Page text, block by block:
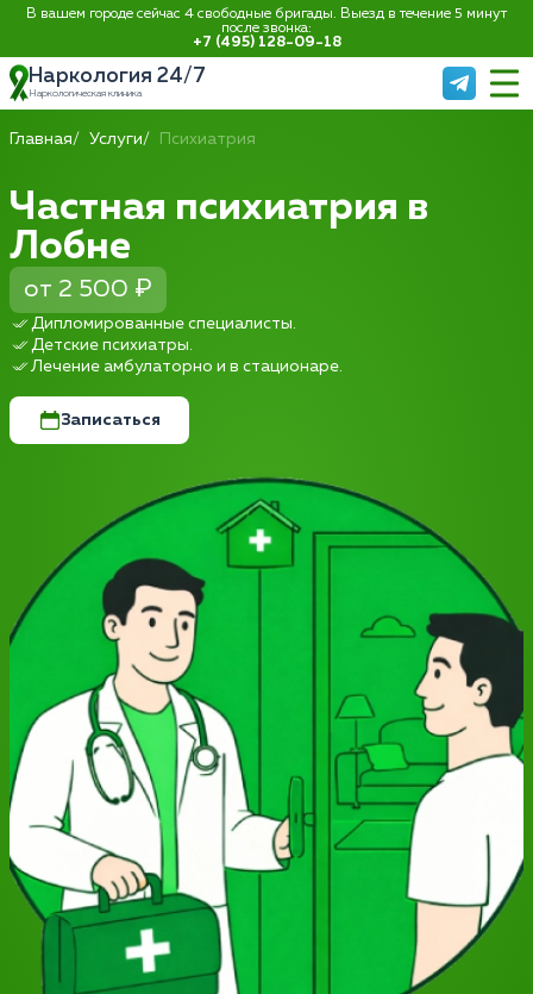
В вашем городе сейчас 4 свободные бригады. Выезд в течение 5 минут
после звонка:
+7 (495) 128-09-18
Наркология 24/7
Наркологическая клиника
Главная Услуги Психиатрия
Частная психиатрия в
Лобне
от 2 500 ₽
Дипломированные специалисты.
Детские психиатры.
Лечение амбулаторно и в стационаре.
Записаться